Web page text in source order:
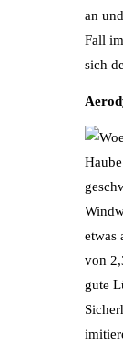
an
Fall
sich
etwas
von
gute